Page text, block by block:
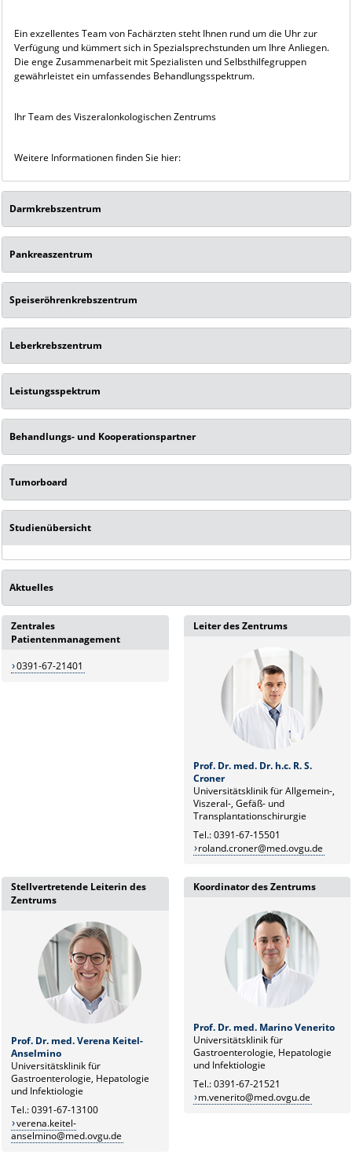
Ein exzellentes Team von Fachärzten steht Ihnen rund um die Uhr zur
Verfügung und kümmert sich in Spezialsprechstunden um Ihre Anliegen.
Die enge Zusammenarbeit mit Spezialisten und Selbsthilfegruppen
gewährleistet ein umfassendes Behandlungsspektrum.
Ihr Team des Viszeralonkologischen Zentrums
Weitere Informationen finden Sie hier:
Darmkrebszentrum
Pankreaszentrum
Speiseröhrenkrebszentrum
Leberkrebszentrum
Leistungsspektrum
Behandlungs- und Kooperationspartner
Tumorboard
Studienübersicht
Aktuelles
Leiter des Zentrums
Prof. Dr. med. Dr. h.c. R. S.
Croner
Universitätsklinik für Allgemein-,
Viszeral-, Gefäß- und
Transplantationschirurgie
Tel.: 0391-67-15501
roland.croner@med.ovgu.de
Stellvertretende Leiterin des
Zentrums
Prof. Dr. med. Verena Keitel-
Anselmino
Universitätsklinik für
Gastroenterologie, Hepatologie
und Infektiologie
Tel.: 0391-67-13100
verena.keitel-
anselmino@med.ovgu.de
Koordinator des Zentrums
Prof. Dr. med. Marino Venerito
Universitätsklinik für
Gastroenterologie, Hepatologie
und Infektiologie
Tel.: 0391-67-21521
m.venerito@med.ovgu.de
Zentrales
Patientenmanagement
0391-67-21401